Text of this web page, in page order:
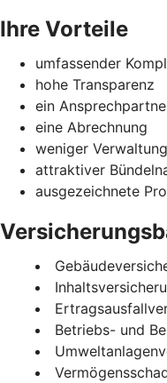
Ihre Vorteile
umfassender
hohe Transparenz
ein
eine Abrechnung
weniger
attraktiver
ausgezeichnete
Betriebs- und